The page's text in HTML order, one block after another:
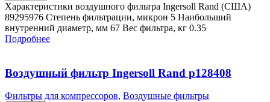
Характеристики воздушного фильтра Ingersoll Rand (США)
89295976 Степень фильтрации, микрон 5 Наибольший
внутренний диаметр, мм 67 Вес фильтра, кг 0.35
Подробнее
Воздушный фильтр Ingersoll Rand p128408
Фильтры для компрессоров, Воздушные фильтры